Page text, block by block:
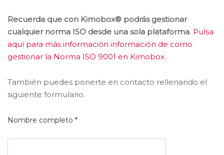
Recuerda que con Kimobox® podrás gestionar
cualquier norma ISO desde una sola plataforma. Pulsa
aquí para más información información de como
gestionar la Norma ISO 9001 en Kimobox.
También puedes ponerte en contacto rellenando el
siguiente formulario.
Nombre completo *